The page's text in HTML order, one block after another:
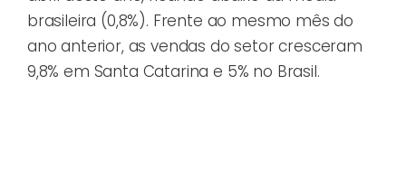
brasileira (0,8%). Frente ao mesmo mês do
ano anterior, as vendas do setor cresceram
9,8% em Santa Catarina e 5% no Brasil.